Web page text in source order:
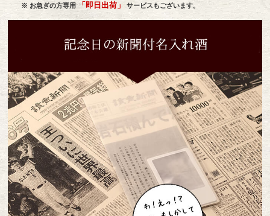
※ お急ぎの方専用「即日出荷」 サービスもございます。